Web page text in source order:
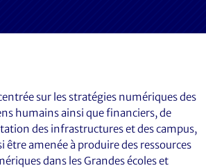
sur les stratégies numériques des
humains ainsi que financiers, de
des infrastructures et des campus,
amenée à produire des ressources
dans les Grandes écoles et